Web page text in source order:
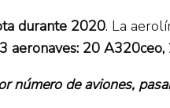
durante 2020. La
aeronaves: 20
número de aviones,